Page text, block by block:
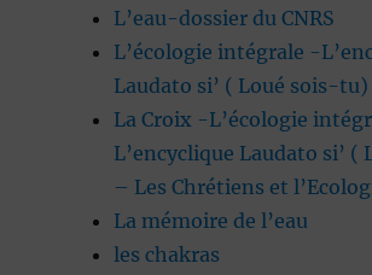
L’eau-dossier du CNRS
L’écologie intégrale -
Laudato si’ ( Loué sois-tu)
La Croix -L’écologie
L’encyclique Laudato si’
– Les Chrétiens et
La mémoire de l’eau
les chakras